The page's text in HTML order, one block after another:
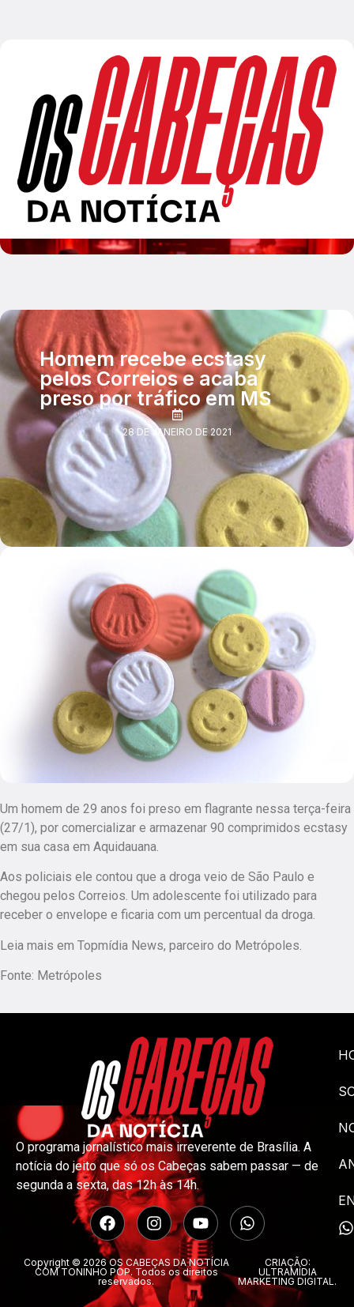
Homem recebe ecstasy
pelos Correios e acaba
preso por tráfico em MS
28 DE JANEIRO DE 2021
Um homem de 29 anos foi preso em flagrante nessa terça-feira
(27/1), por comercializar e armazenar 90 comprimidos ecstasy
em sua casa em Aquidauana.
Aos policiais ele contou que a droga veio de São Paulo e
chegou pelos Correios. Um adolescente foi utilizado para
receber o envelope e ficaria com um percentual da droga.
Leia mais em Topmídia News, parceiro do Metrópoles.
Fonte: Metrópoles
O programa jornalístico mais irreverente de Brasília. A
notícia do jeito que só os Cabeças sabem passar — de
segunda a sexta, das 12h às 14h.
Copyright © 2026 OS CABEÇAS DA NOTÍCIA
COM TONINHO POP. Todos os direitos
reservados.
CRIAÇÃO:
ULTRAMÍDIA
MARKETING DIGITAL.